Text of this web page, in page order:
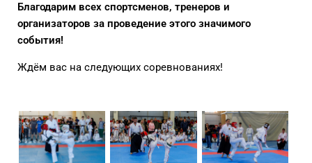
Благодарим всех спортсменов, тренеров и
организаторов за проведение этого значимого
события!
Ждём вас на следующих соревнованиях!